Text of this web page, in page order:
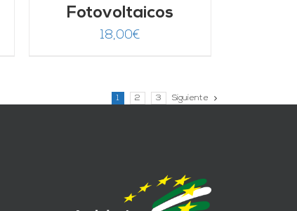
Fotovoltaicos
18,00€
1 2 3 Siguiente